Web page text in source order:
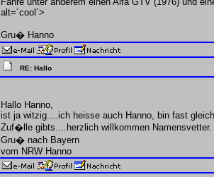
alt=´cool´>
Gru� Hanno
RE: Hallo
Hallo Hanno,
ist ja witzig....ich heisse auch Hanno, bin fast
Zuf�lle gibts....herzlich willkommen Namensvetter.
Gru� nach Bayern
vom NRW Hanno